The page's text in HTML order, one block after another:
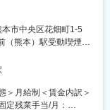
担当が案件のアサイ
でサポートします。
を行い、仕事内容や職
が成長していくため
のチームのリーダー
イバー採用に苦戦し
の採用提案を行って
市中央区花畑町1-5
（熊本）駅受動喫煙対
＞月給制＜賃金内訳＞
定残業手当/月：